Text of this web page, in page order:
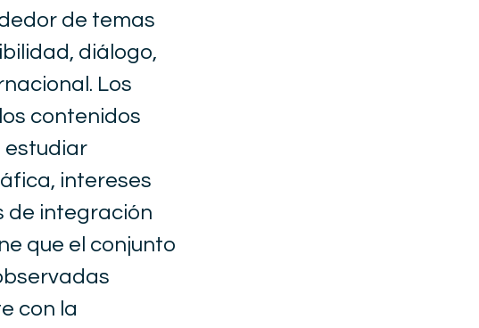
de temas
diálogo,
Los
contenidos
estudiar
intereses
de integración
que el conjunto
con la